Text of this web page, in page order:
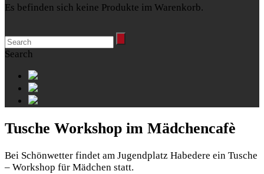
Es befinden sich keine Produkte im Warenkorb.
Search
Tusche Workshop im Mädchencafè
Bei Schönwetter findet am Jugendplatz Habedere ein Tusche
– Workshop für Mädchen statt.